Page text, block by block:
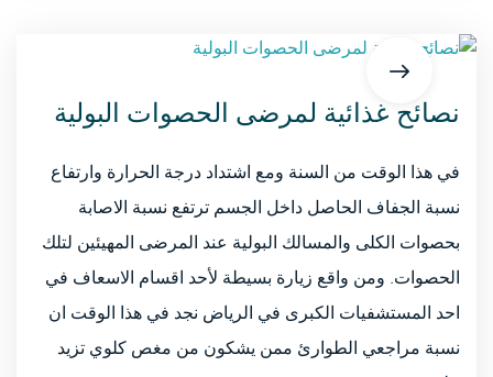
نصائح غذائية لمرضى الحصوات البولية
في هذا الوقت من السنة ومع اشتداد درجة الحرارة وارتفاع
نسبة الجفاف الحاصل داخل الجسم ترتفع نسبة الاصابة
بحصوات الكلى والمسالك البولية عند المرضى المهيئين لتلك
الحصوات. ومن واقع زيارة بسيطة لأحد اقسام الاسعاف في
احد المستشفيات الكبرى في الرياض نجد في هذا الوقت ان
نسبة مراجعي الطوارئ ممن يشكون من مغص كلوي تزيد